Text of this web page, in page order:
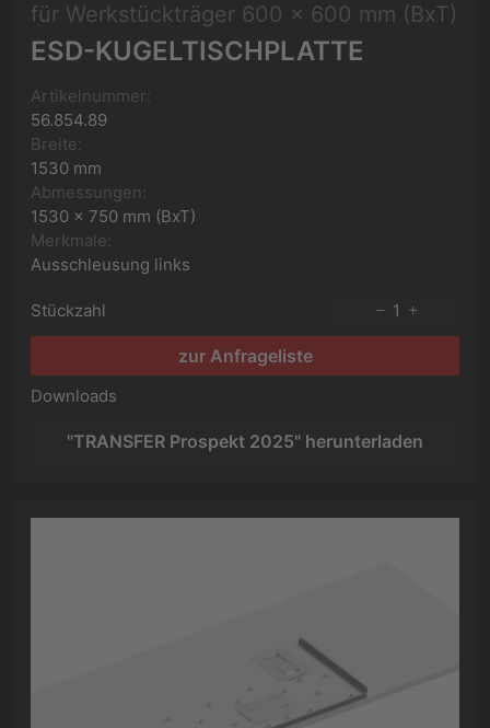
für Werkstückträger 600 x 600 mm (BxT)
ESD-KUGELTISCHPLATTE
Artikelnummer:
56.854.89
Breite:
1530 mm
Abmessungen:
1530 x 750 mm (BxT)
Merkmale:
Ausschleusung links
Stückzahl 1
zur Anfrageliste
Downloads
"TRANSFER Prospekt 2025" herunterladen